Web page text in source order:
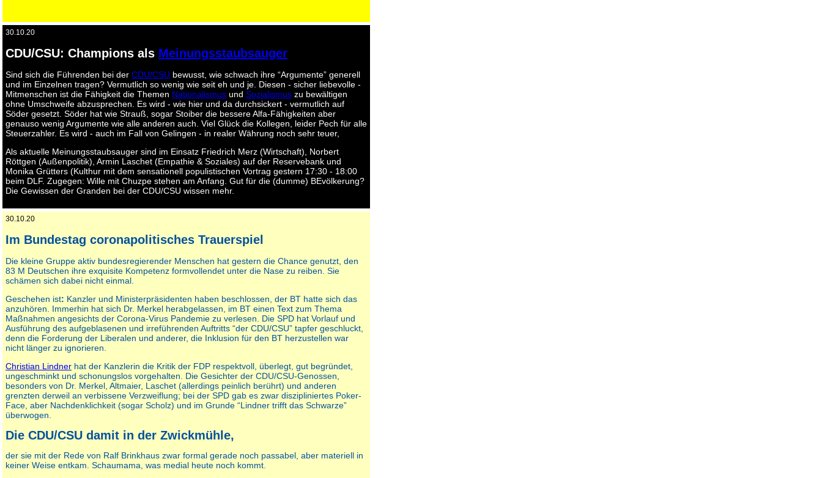
30.10.20
CDU/CSU: Champions als Meinungsstaubsauger
Sind sich die Führenden bei der CDU/CSU bewusst, wie schwach ihre “Argumente” generell
und im Einzelnen tragen? Vermutlich so wenig wie seit eh und je. Diesen - sicher liebevolle -
Mitmenschen ist die Fähigkeit die Themen Nationalismus und Sozialismus zu bewältigen
ohne Umschweife abzusprechen. Es wird - wie hier und da durchsickert - vermutlich auf
Söder gesetzt. Söder hat wie Strauß, sogar Stoiber die bessere Alfa-Fähigkeiten aber
genauso wenig Argumente wie alle anderen auch. Viel Glück die Kollegen, leider Pech für alle
Steuerzahler. Es wird - auch im Fall von Gelingen - in realer Währung noch sehr teuer,
Als aktuelle Meinungsstaubsauger sind im Einsatz Friedrich Merz (Wirtschaft), Norbert
Röttgen (Außenpolitik), Armin Laschet (Empathie & Soziales) auf der Reservebank und
Monika Grütters (Kulthur mit dem sensationell populistischen Vortrag gestern 17:30 - 18:00
beim DLF. Zugegen: Wille mit Chuzpe stehen am Anfang. Gut für die (dumme) BEvölkerung?
Die Gewissen der Granden bei der CDU/CSU wissen mehr.
30.10.20
Im Bundestag coronapolitisches Trauerspiel
Die kleine Gruppe aktiv bundesregierender Menschen hat gestern die Chance genutzt, den
83 M Deutschen ihre exquisite Kompetenz formvollendet unter die Nase zu reiben. Sie
schämen sich dabei nicht einmal.
Geschehen ist: Kanzler und Ministerpräsidenten haben beschlossen, der BT hatte sich das
anzuhören. Immerhin hat sich Dr. Merkel herabgelassen, im BT einen Text zum Thema
Maßnahmen angesichts der Corona-Virus Pandemie zu verlesen. Die SPD hat Vorlauf und
Ausführung des aufgeblasenen und irreführenden Auftritts “der CDU/CSU” tapfer geschluckt,
denn die Forderung der Liberalen und anderer, die Inklusion für den BT herzustellen war
nicht länger zu ignorieren.
Christian Lindner hat der Kanzlerin die Kritik der FDP respektvoll, überlegt, gut begründet,
ungeschminkt und schonungslos vorgehalten. Die Gesichter der CDU/CSU-Genossen,
besonders von Dr. Merkel, Altmaier, Laschet (allerdings peinlich berührt) und anderen
grenzten derweil an verbissene Verzweiflung; bei der SPD gab es zwar diszipliniertes Poker-
Face, aber Nachdenklichkeit (sogar Scholz) und im Grunde “Lindner trifft das Schwarze”
überwogen.
Die CDU/CSU damit in der Zwickmühle,
der sie mit der Rede von Ralf Brinkhaus zwar formal gerade noch passabel, aber materiell in
keiner Weise entkam. Schaumama, was medial heute noch kommt.